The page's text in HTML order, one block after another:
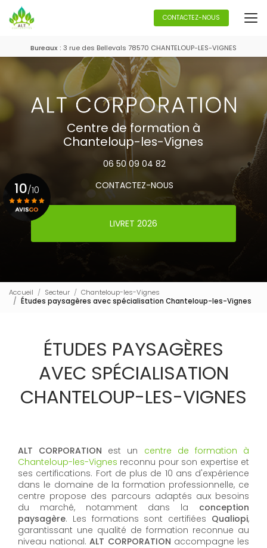
au
contenu
Bureaux : 3 rue des Bellevals 78570 CHANTELOUP-LES-VIGNES
CONTACTEZ-NOUS
Centre de formation à
Chanteloup-les-Vignes
06 50 09 04 82
CONTACTEZ-NOUS
LIVRET 2026
10/10
Accueil Secteur
Chanteloup-les-Vignes
Études paysagères avec spécialisation Chanteloup-les-Vignes
ÉTUDES PAYSAGÈRES
AVEC SPÉCIALISATION
CHANTELOUP-LES-VIGNES
ALT CORPORATION est un centre de formation à
Chanteloup-les-Vignes reconnu pour son expertise et
ses certifications. Fort de plus de 10 ans d'expérience
dans le domaine de la formation professionnelle, ce
centre propose des parcours adaptés aux besoins
du marché, notamment dans la conception
paysagère. Les formations sont certifiées Qualiopi,
garantissant une qualité de formation reconnue au
niveau national.ALT CORPORATION accompagne les